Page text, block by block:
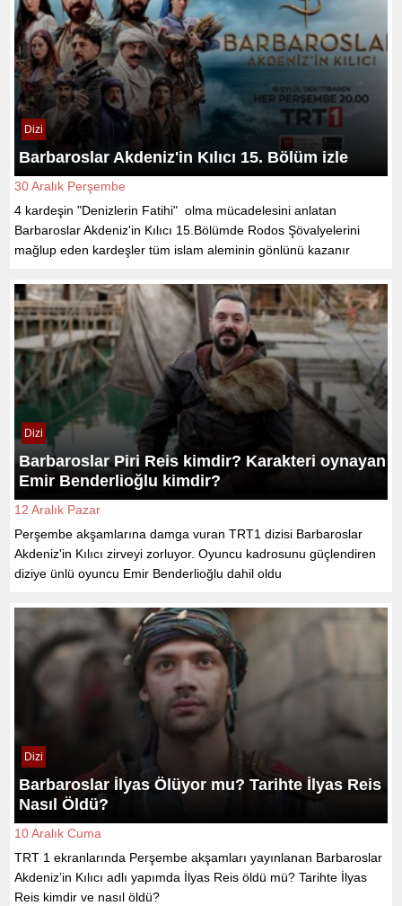
Dizi
Barbaroslar Akdeniz'in Kılıcı 15. Bölüm izle
30 Aralık Perşembe
4 kardeşin "Denizlerin Fatihi" olma mücadelesini anlatan
Barbaroslar Akdeniz'in Kılıcı 15.Bölümde Rodos Şövalyelerini
mağlup eden kardeşler tüm islam aleminin gönlünü kazanır
Dizi
Barbaroslar Piri Reis kimdir? Karakteri oynayan
Emir Benderlioğlu kimdir?
12 Aralık Pazar
Perşembe akşamlarına damga vuran TRT1 dizisi Barbaroslar
Akdeniz'in Kılıcı zirveyi zorluyor. Oyuncu kadrosunu güçlendiren
diziye ünlü oyuncu Emir Benderlioğlu dahil oldu
Dizi
Barbaroslar İlyas Ölüyor mu? Tarihte İlyas Reis
Nasıl Öldü?
10 Aralık Cuma
TRT 1 ekranlarında Perşembe akşamları yayınlanan Barbaroslar
Akdeniz’in Kılıcı adlı yapımda İlyas Reis öldü mü? Tarihte İlyas
Reis kimdir ve nasıl öldü?